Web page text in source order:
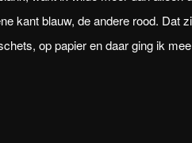
kant blauw, de andere rood. Dat
op papier en daar ging ik mee